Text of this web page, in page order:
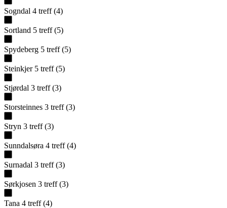
Sogndal 4 treff (4)
Sortland 5 treff (5)
Spydeberg 5 treff (5)
Steinkjer 5 treff (5)
Stjørdal 3 treff (3)
Storsteinnes 3 treff (3)
Stryn 3 treff (3)
Sunndalsøra 4 treff (4)
Surnadal 3 treff (3)
Sørkjosen 3 treff (3)
Tana 4 treff (4)